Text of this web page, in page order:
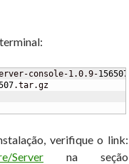
console-1.0.9-156507
verifique o link:
Server na seção